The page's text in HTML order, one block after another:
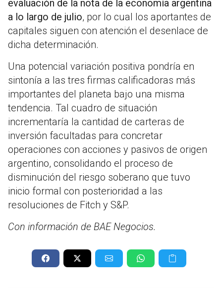
evaluación de la nota de la economía argentina
a lo largo de julio, por lo cual los aportantes de
capitales siguen con atención el desenlace de
dicha determinación.
Una potencial variación positiva pondría en
sintonía a las tres firmas calificadoras más
importantes del planeta bajo una misma
tendencia. Tal cuadro de situación
incrementaría la cantidad de carteras de
inversión facultadas para concretar
operaciones con acciones y pasivos de origen
argentino, consolidando el proceso de
disminución del riesgo soberano que tuvo
inicio formal con posterioridad a las
resoluciones de Fitch y S&P.
Con información de BAE Negocios.